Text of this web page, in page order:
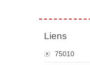
Liens
75010